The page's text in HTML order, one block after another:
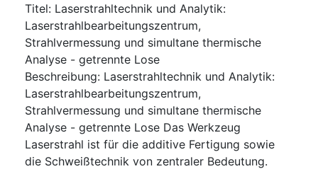
Titel: Laserstrahltechnik und Analytik:
Laserstrahlbearbeitungszentrum,
Strahlvermessung und simultane thermische
Analyse - getrennte Lose
Beschreibung: Laserstrahltechnik und Analytik:
Laserstrahlbearbeitungszentrum,
Strahlvermessung und simultane thermische
Analyse - getrennte Lose Das Werkzeug
Laserstrahl ist für die additive Fertigung sowie
die Schweißtechnik von zentraler Bedeutung.